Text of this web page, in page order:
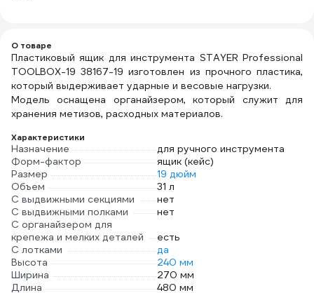
О товаре
Пластиковый ящик для инструмента STAYER Professional
TOOLBOX-19 38167-19 изготовлен из прочного пластика,
который выдерживает ударные и весовые нагрузки.
Модель оснащена органайзером, который служит для
хранения метизов, расходных материалов.
Характеристики
Назначение
для ручного инструмента
Форм-фактор
ящик (кейс)
Размер
19 дюйм
Объем
31 л
С выдвижными секциями
нет
С выдвижными полками
нет
С органайзером для
крепежа и мелких деталей
есть
С лотками
да
Высота
240 мм
Ширина
270 мм
Длина
480 мм